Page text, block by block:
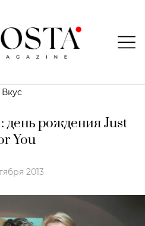
Вкус
день рождения Just
You
2013